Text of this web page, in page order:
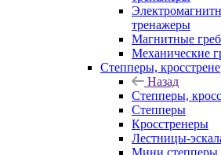
тренажеры
Магнитные
Механические
Степперы,
Назад
Степперы,
Степперы
Кросстренеры
Лестницы-
Мини степперы